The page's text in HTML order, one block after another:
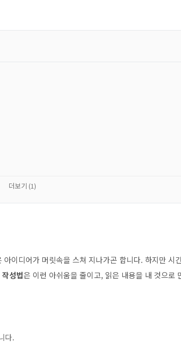
더보기 (1)
이디어가 머릿속을 스쳐 지나가곤 합니다. 하지만 시
성법은 이런 아쉬움을 줄이고, 읽은 내용을 내 것으로
다.